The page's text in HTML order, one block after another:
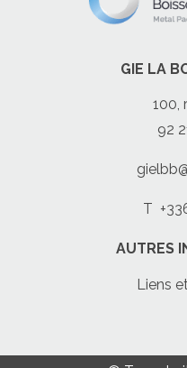
GIE LA
100,
92
T
AUTRES
Liens